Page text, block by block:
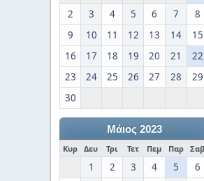
2
3 4 5 6 7
8
9
10 11 12 13 14
15
16
17 18 19 20 21
22
23
24 25 26 27 28
29
30
Μάιος 2023
Κυρ Δευ Τρι Τετ Πεμ Παρ Σαβ
1 2 3 4 5
6